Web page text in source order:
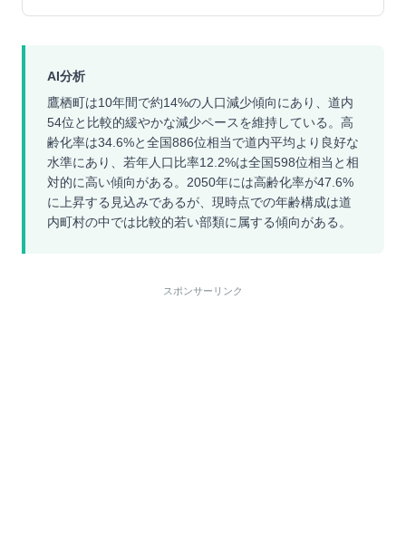
AI分析
鷹栖町は10年間で約14%の人口減少傾向にあり、道内
54位と比較的緩やかな減少ペースを維持している。高
齢化率は34.6%と全国886位相当で道内平均より良好な
水準にあり、若年人口比率12.2%は全国598位相当と相
対的に高い傾向がある。2050年には高齢化率が47.6%
に上昇する見込みであるが、現時点での年齢構成は道
内町村の中では比較的若い部類に属する傾向がある。
スポンサーリンク